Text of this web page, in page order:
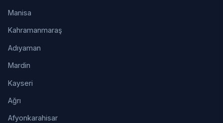
Manisa
Kahramanmaraş
Adıyaman
Mardin
Kayseri
Ağrı
Afyonkarahisar